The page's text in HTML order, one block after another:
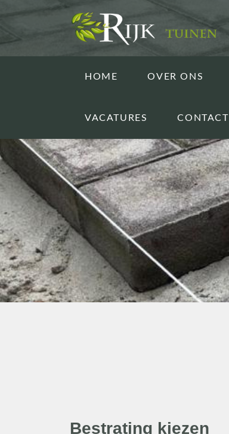
HOME OVER ONS
VACATURES CONTACT
Bestrating kiezen